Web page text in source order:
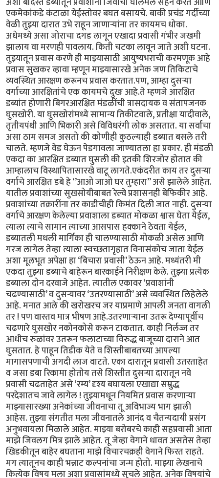
एकमेकांकडे कंटाळा येईस्तोवर बघत बसायचे. बाकी प्रचंड गर्दीच्या
वेळी तुझ्या दारात उभे राहून जाणाऱ्यांना तर कायमच धोका.
अधेमध्ये असा जोराचा दगड लागून एखादा प्रवासी गंभीर जखमी
झालाय वा मरणही पावलाय. किती चटका लावून जाते अशी घटना.
तुझ्यातून प्रवास करणे ही माझ्यासाठी आयुष्यभराची करमणूक आहे
प्रवास सुखकर व्हावा म्हणून माझ्यासारखे अनेक जण तिकिटाचे
व्यवस्थित आरक्षण करूनच प्रवास करतात.पण, आम्हा दुसऱ्या
वर्गाच्या आरक्षितांचे एक कायमचे दुखः आहे.ते म्हणजे आरक्षित
डब्यांत होणारी बिगरआरक्षित मंडळींची त्रासदायक व संतापजनक
घुसखोरी. या घुसखोरांमध्ये सामान्य तिकीटवाले, प्रतीक्षा यादीवाले,
तृतीयपंथी आणि भिकारी असे विविधरंगी लोक असतात. या सर्वांचा
असा ठाम समज असतो की कोणीही कुठल्याही डब्यात बसले तरी
चालते. म्हणजे वेड घेऊन पेडगावला जाण्यातला हा प्रकार. ही मंडळी
एकदा का आरक्षित डब्यात घुसली की इतकी शिरजोर होतात की
आम्हालाच विस्थापितासारखे वाटू लागते.एकंदरीत काय तर दुसऱ्या
वर्गाचे आरक्षित डबे हे ‘’आओ जाओ घर तुम्हारा’’ असे झालेले आहेत.
यातील प्रवाशांच्या सुखसोयीबाबत रेल्वे प्रशासनही बेफिकीर आहे.
प्रवाशांच्या तक्रारींना तर काडीचीही किमंत दिली जात नाही. दुसऱ्या
वर्गाचे आरक्षण केलेल्या प्रवाशाला डब्यात मोकळा श्वास घेता येईल,
त्याला त्याचे सामान त्याच्या आसपास हक्काने ठेवता येईल,
डब्यातली मधली मार्गिका ही चालण्यासाठी मोकळी असेल आणि
गरज लागेल तेव्हा त्याला स्वच्छतागृहात विनासंकोच जाता येईल
अशा मूलभूत अपेक्षा हा ‘बिचारा प्रवासी’ ठेऊन आहे. मध्यंतरी मी
एकदा तुझ्या डब्याचे बाहेरून बारकाईने निरीक्षण केले. तुझ्या प्रत्येक
डब्याला दोन दरवाजे आहेत. त्यातील एकावर ‘प्रवाशांनी
चढण्यासाठी’ व दुसऱ्यावर ‘उतरण्यासाठी’ असे व्यवस्थित लिहेलेले
आहे. मनात आले की खरोखरच जर याप्रमाणे आपली जनता वागली
तर ! पण वास्तव मात्र भीषण आहे.उतरणाऱ्याना उतरू देण्यापूर्वीच
चढणारे घुसखोर नकोनकोसे करून टाकतात. काही निर्लज्ज तर
आधीच रुळांवर उतरून फलाटाच्या विरुद्ध बाजूच्या दाराने आत
घुसतात. हे पाहून तिडीक येते व शिस्तीबाबतच्या आपल्या
मागासपणाची अगदी लाज वाटते. एका दारातून प्रवासी उतरताहेत
व जसा डबा रिकामा होतोय तसे शिस्तीत दुसऱ्या दारातून नवे
प्रवासी चढताहेत असे ‘रम्य’ दृश्य बघायला एखाद्या सम्रुद्ध
परदेशातच जावे लागेल ! तुझ्यामधून नियमित प्रवास करणाऱ्या
माझ्यासारख्या अनेकांच्या जीवनाचा तू अविभाज्य भाग झाली
आहेस. तुझ्या संगतीत मला जीवनातले आनंद व चैतन्यदायी प्रसंग
अनुभवायला मिळाले आहेत. माझ्या बरोबरचे काही सहप्रवासी आता
माझे जिवलग मित्र झाले आहेत. तू जेव्हा वेगाने धावत असतेस तेव्हा
खिडकीतून बाहेर बघताना माझे विचारचक्रही वेगाने फिरत राहते.
मग त्यातूनच काही भन्नाट कल्पनांचा जन्म होतो. माझ्या लेखनाचे
कित्येक विषय मला अशा प्रवासांमध्ये सुचले आहेत. अनेक विषयांचे